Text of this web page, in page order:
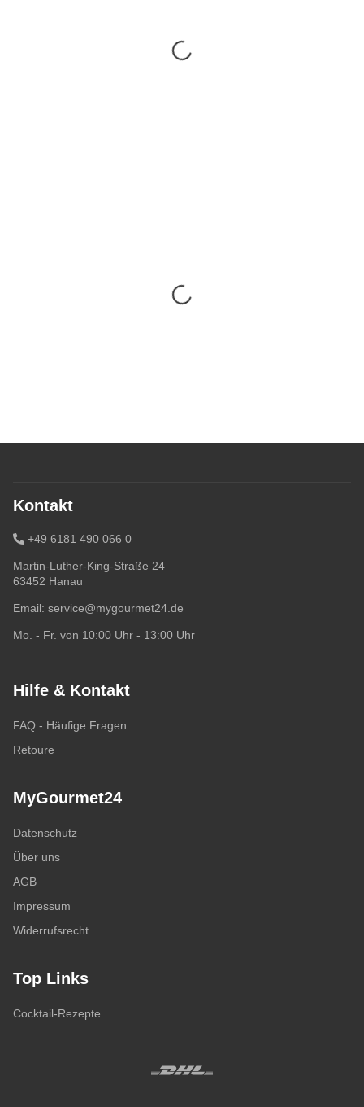
Kontakt
+49 6181 490 066 0
Martin-Luther-King-Straße 24
63452 Hanau
Email: service@mygourmet24.de
Mo. - Fr. von 10:00 Uhr - 13:00 Uhr
Hilfe & Kontakt
FAQ - Häufige Fragen
Retoure
MyGourmet24
Datenschutz
Über uns
AGB
Impressum
Widerrufsrecht
Top Links
Cocktail-Rezepte